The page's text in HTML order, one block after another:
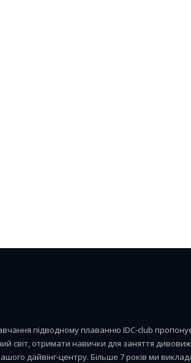
підводному плаванню IDC-club
світ, отримати навички для заняття
дайвінг-центру. Більше 7 років ми